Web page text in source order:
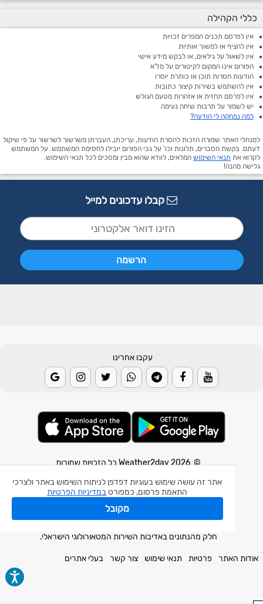
אתר זה עושה שימוש בעוגיות דפדפן לניתוח השימוש באתר ולצרכי
התאמת פרסום, כמפורט במדיניות הפרטיות
מקובל
כללי הקהילה
אין לפרסם תכנים המפרים זכויות
אין להציף או למשוך אותיות
אין לשאול על גילאים, או לבקש מידע אישי
הפורום אינו המקום לקיטורים על מז"א
הודעות חסרות תוכן או כותרת יוסרו
אין להשתמש בשירות קיצור כתובות
אין לפרסם תחזית או אזהרות מטעם הגולש
יש לשמור על תרבות שיחה נעימה
למה נמחקה לי הודעה?
למנהלי האתר שמורה הזכות להסרת הודעות, עריכתן, העברתן משרשור לשרשור על פי שיקול
דעתם. בקשת הסברים, תלונות וכו' על גבי הפורום יובילו לחסימת המשתמש. על המשתמש
לקרוא את תנאי השימוש המלאים, לוודא שהוא מבין ומסכים לכל תנאי השימוש.
גלישה מהנה!
קבלו עדכונים למייל
עקבו אחרינו
© 2026 Weather2day כל הזכויות שמורות
אפליקצית מזג אוויר
אפליקצית רעידת אדמה
אפליקצית מכ"ם גשם
חלק מהנתונים באדיבות השירות המטאורולוגי הישראלי.
אודות האתר פרטיות תנאי שימוש צור קשר בעלי אתרים